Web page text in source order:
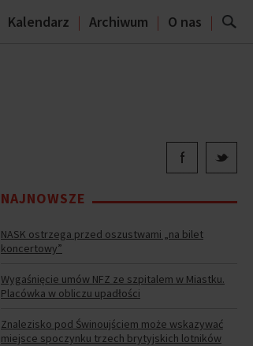
Kalendarz Archiwum O nas
NAJNOWSZE
NASK ostrzega przed oszustwami „na bilet
koncertowy”
Wygaśnięcie umów NFZ ze szpitalem w Miastku.
Placówka w obliczu upadłości
Znalezisko pod Świnoujściem może wskazywać
miejsce spoczynku trzech brytyjskich lotników